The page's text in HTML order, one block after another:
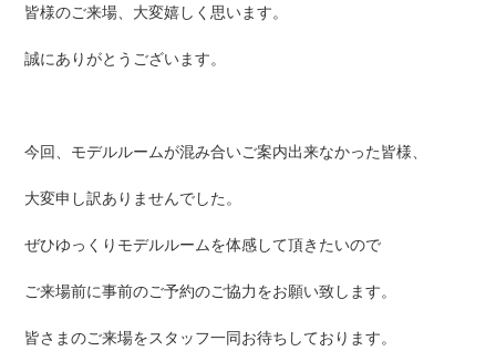
皆様のご来場、大変嬉しく思います。
誠にありがとうございます。
今回、モデルルームが混み合いご案内出来なかった皆様、
大変申し訳ありませんでした。
ぜひゆっくりモデルルームを体感して頂きたいので
ご来場前に事前のご予約のご協力をお願い致します。
皆さまのご来場をスタッフ一同お待ちしております。